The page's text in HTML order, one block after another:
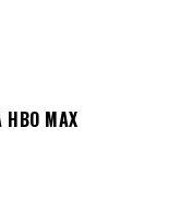
HBO MAX